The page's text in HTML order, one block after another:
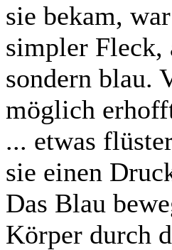
sie bekam,
simpler Fleck,
sondern blau.
möglich
... etwas
sie einen
Das Blau
Körper durch